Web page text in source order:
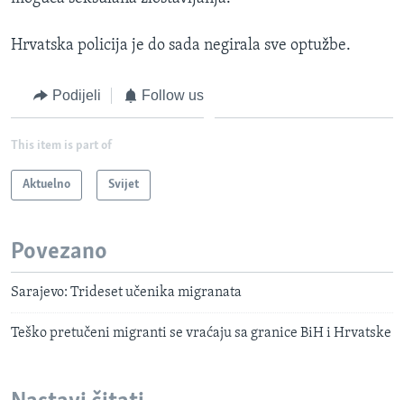
Hrvatska policija je do sada negirala sve optužbe.
Podijeli Follow us
This item is part of
Aktuelno Svijet
Povezano
Sarajevo: Trideset učenika migranata
Teško pretučeni migranti se vraćaju sa granice BiH i Hrvatske